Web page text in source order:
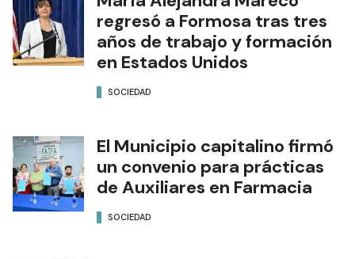
regresó a Formosa tras tres
años de trabajo y formación
en Estados Unidos
SOCIEDAD
El Municipio capitalino firmó
un convenio para prácticas
de Auxiliares en Farmacia
SOCIEDAD